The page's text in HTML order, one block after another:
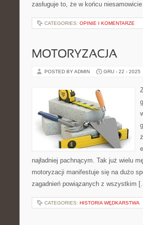
zasługuje to, że w końcu
CATEGORIES: OPINIE I KOMENTARZE
MOTORYZACJA
POSTED BY ADMIN GRU - 22 - 2025
najładniej pachnącym. Tak już wielu
motoryzacji manifestuje się na dużo
zagadnień powiązanych z wszystkim
CATEGORIES: HISTORIA WĘDKARSTWA